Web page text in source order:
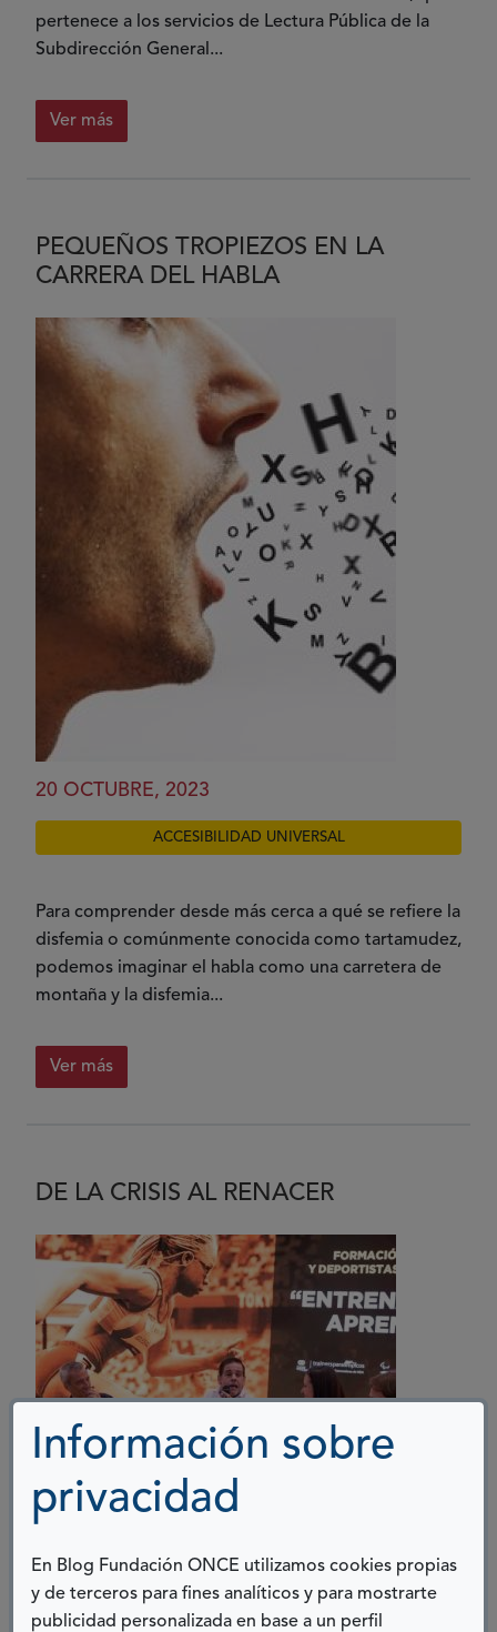
Información sobre
privacidad
En Blog Fundación ONCE utilizamos cookies propias
y de terceros para fines analíticos y para mostrarte
publicidad personalizada en base a un perfil
pertenece a los servicios de Lectura Pública de la
Subdirección General...
Ver más
PEQUEÑOS TROPIEZOS EN LA
CARRERA DEL HABLA
20 OCTUBRE, 2023
ACCESIBILIDAD UNIVERSAL
Para comprender desde más cerca a qué se refiere la
disfemia o comúnmente conocida como tartamudez,
podemos imaginar el habla como una carretera de
montaña y la disfemia...
Ver más
DE LA CRISIS AL RENACER